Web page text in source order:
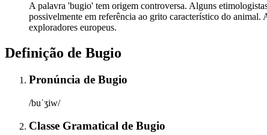
A palavra 'bugio' tem origem controversa. Alguns
possivelmente em referência ao grito característico do
exploradores europeus.
Definição de Bugio
Pronúncia de Bugio
/buˈʒiw/
Classe Gramatical de Bugio